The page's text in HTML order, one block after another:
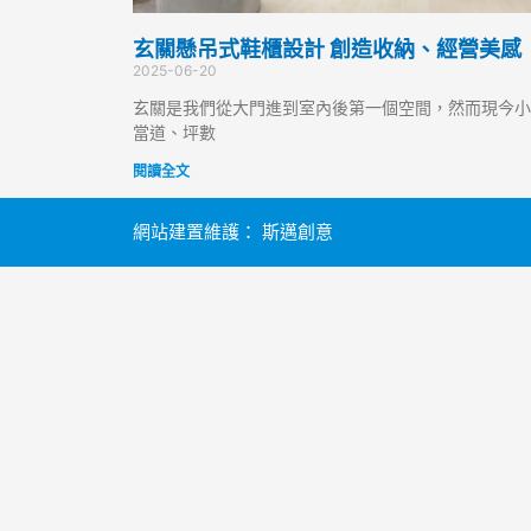
玄關懸吊式鞋櫃設計 創造收納、經營美感
2025-06-20
玄關是我們從大門進到室內後第一個空間，然而現今
當道、坪數
閱讀全文
網站建置維護： 斯邁創意